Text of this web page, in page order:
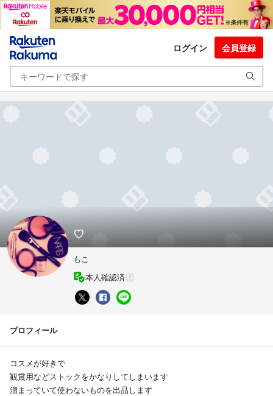
ログイン 会員登録
♡
もこ
本人確認済
プロフィール
コスメが好きで
観賞用などストックをかなりしてしまいます
溜まっていて使わないものを出品します